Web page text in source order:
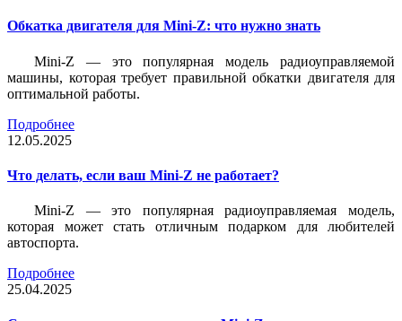
Обкатка двигателя для Mini-Z: что нужно знать
Mini-Z — это популярная модель радиоуправляемой
машины, которая требует правильной обкатки двигателя для
оптимальной работы.
Подробнее
12.05.2025
Что делать, если ваш Mini-Z не работает?
Mini-Z — это популярная радиоуправляемая модель,
которая может стать отличным подарком для любителей
автоспорта.
Подробнее
25.04.2025